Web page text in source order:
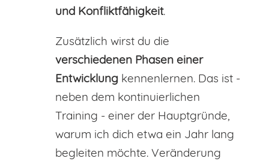
und Konfliktfähigkeit.
Zusätzlich wirst du die
verschiedenen Phasen einer
Entwicklung kennenlernen. Das ist -
neben dem kontinuierlichen
Training - einer der Hauptgründe,
warum ich dich etwa ein Jahr lang
begleiten möchte. Veränderung